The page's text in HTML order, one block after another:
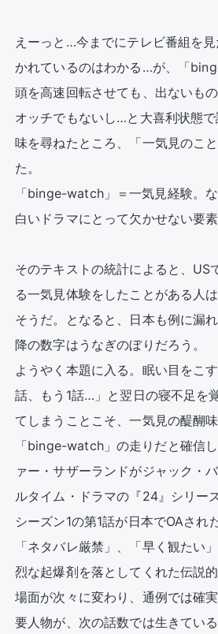
えーっと…今までにテレビ番組を
かれているのはわかる…が、「
頭を高速回転させても、出ないも
オッチでもないし…と大喜利状態
味を尋ねたところ、「一気見のこ
た。
「binge-watch」＝一気見経験。
白いドラマにとって欠かせない要
そのテキストの統計によると、US
る一気見体験をしたことがある人
そうだ。となると、日本も例に漏
降の数字はうなぎのぼりだろう。
ようやく本題に入る。眠い目をこ
話、もう1話…」と翌日の寝不足を
てしまうことこそ、一気見の醍醐味
「binge-watch」の走りだと確信
ァー・サザーランドがジャック・
ルタイム・ドラマの『24』シリーズ
シーズン1の第1話が日本でOAされ
「ネタバレ厳禁」、「早く観たい
烈な起爆剤を落としてくれた伝説的
場面が次々に変わり、通例では確
要人物が、次の話数では生きてい